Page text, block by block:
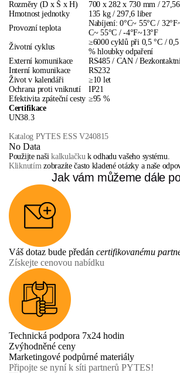
Rozměry (D x Š x H)
700 x 282 x 730 mm /
Hmotnost jednotky
135 kg / 297,6 liber
Provozní teplota
Nabíjení: 0°C~ 55°C /
C~ 55°C / -4°F~13°F
Životní cyklus
≥6000 cyklů při 0,5 °C /
% hloubky odpaření
Externí komunikace
RS485 / CAN /
Interní komunikace
RS232
Život v kalendáři
≥10 let
Ochrana proti vniknutí
IP21
Efektivita zpáteční cesty ≥95 %
Certifikace
UN38.3
Katalog PYTES ESS V240815
No Data
Použijte našikalkulačku k odhadu vašeho systému.
Kliknutím zobrazíte často kladené otázky a naše
Jak vám můžeme dále
Váš dotaz bude předán certifikovanému
Získejte cenovou nabídku
Technická podpora 7x24 hodin
Zvýhodněné ceny
Marketingové podpůrné materiály
Připojte se nyní k síti partnerů PYTES!